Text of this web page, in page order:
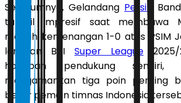
Sebelumnya, Gelandang Persib
tampil impresif saat membawa
meraih kemenangan 1-0 atas PSIM
lanjutan BRI Super League
hadapan pendukung sendiri,
mengamankan tiga poin penting
besar pemain timnas Indonesia